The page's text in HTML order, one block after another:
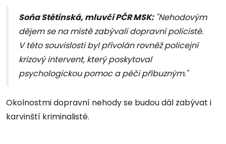
Soňa Stětínská, mluvčí PČR MSK:"Nehodovým
dějem se na místě zabývali dopravní policisté.
V této souvislosti byl přivolán rovněž policejní
krizový intervent, který poskytoval
psychologickou pomoc a péči příbuzným."
Okolnostmi dopravní nehody se budou dál zabývat i
karvinští kriminalisté.